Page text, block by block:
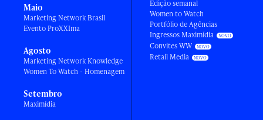
Maio
Marketing Network Brasil
Evento ProXXIma
Agosto
Marketing Network Knowledge
Women To Watch - Homenagem
Setembro
Maximídia
Edição semanal
Women to Watch
Portfólio de Agências
Ingressos Maximídia
Convites WW
Retail Media